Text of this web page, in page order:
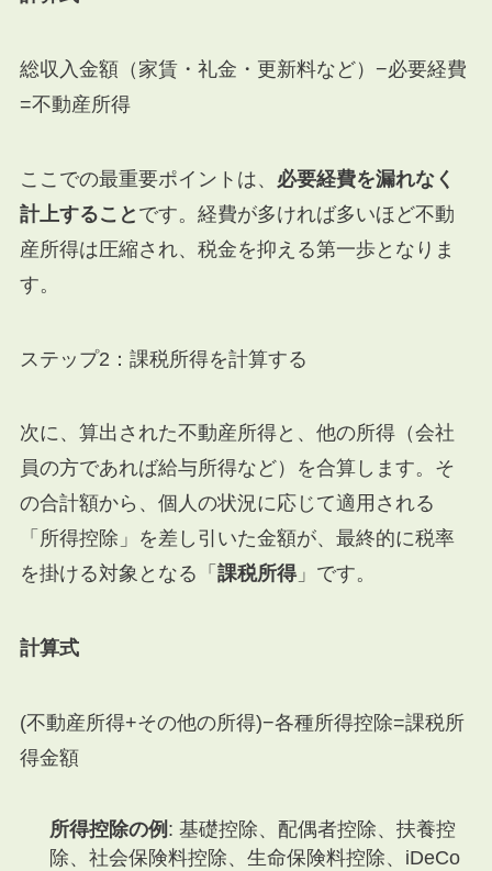
総収入金額（家賃・礼金・更新料など） −必要経費
=不動産所得
ここでの最重要ポイントは、 必要経費を漏れなく
計上すること です。経費が多ければ多いほど不動
産所得は圧縮され、税金を抑える第一歩となりま
す。
ステップ2：課税所得を計算する
次に、算出された不動産所得と、他の所得（会社
員の方であれば給与所得など）を合算します。そ
の合計額から、個人の状況に応じて適用される
「所得控除」を差し引いた金額が、最終的に税率
を掛ける対象となる「 課税所得」です。
計算式
(不動産所得+その他の所得)−各種所得控除=課税所
得金額
所得控除の例 : 基礎控除、配偶者控除、扶養控
除、社会保険料控除、生命保険料控除、iDeCo